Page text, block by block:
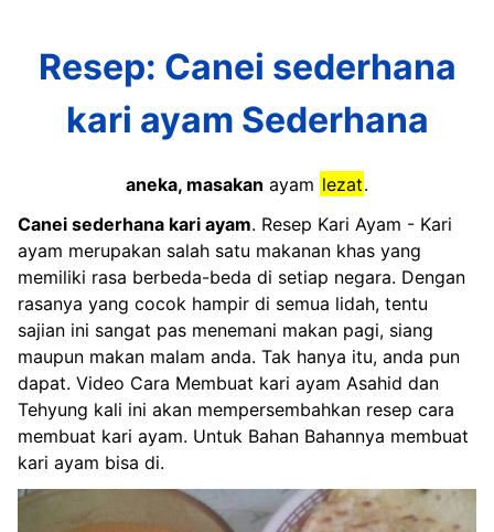
Resep: Canei sederhana
kari ayam Sederhana
aneka, masakan ayam lezat.
Canei sederhana kari ayam. Resep Kari Ayam - Kari
ayam merupakan salah satu makanan khas yang
memiliki rasa berbeda-beda di setiap negara. Dengan
rasanya yang cocok hampir di semua lidah, tentu
sajian ini sangat pas menemani makan pagi, siang
maupun makan malam anda. Tak hanya itu, anda pun
dapat. Video Cara Membuat kari ayam Asahid dan
Tehyung kali ini akan mempersembahkan resep cara
membuat kari ayam. Untuk Bahan Bahannya membuat
kari ayam bisa di.